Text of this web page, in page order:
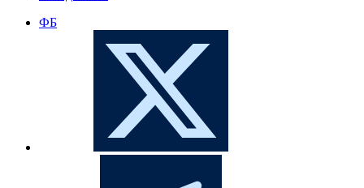
ФБ